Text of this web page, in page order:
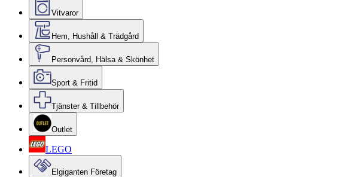
Vitvaror
Hem, Hushåll & Trädgård
Personvård, Hälsa & Skönhet
Sport & Fritid
Tjänster & Tillbehör
Outlet
LEGO
Elgiganten Företag